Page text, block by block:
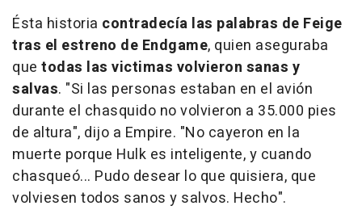
Ésta historia contradecía las palabras de Feige
tras el estreno de Endgame, quien aseguraba
que todas las victimas volvieron sanas y
salvas. "Si las personas estaban en el avión
durante el chasquido no volvieron a 35.000 pies
de altura", dijo a Empire. "No cayeron en la
muerte porque Hulk es inteligente, y cuando
chasqueó... Pudo desear lo que quisiera, que
volviesen todos sanos y salvos. Hecho".